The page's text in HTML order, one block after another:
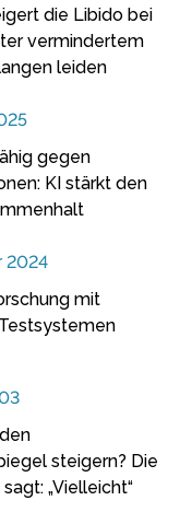
die Libido bei
vermindertem
leiden
gegen
KI stärkt den
2024
mit
steigern? Die
„Vielleicht“